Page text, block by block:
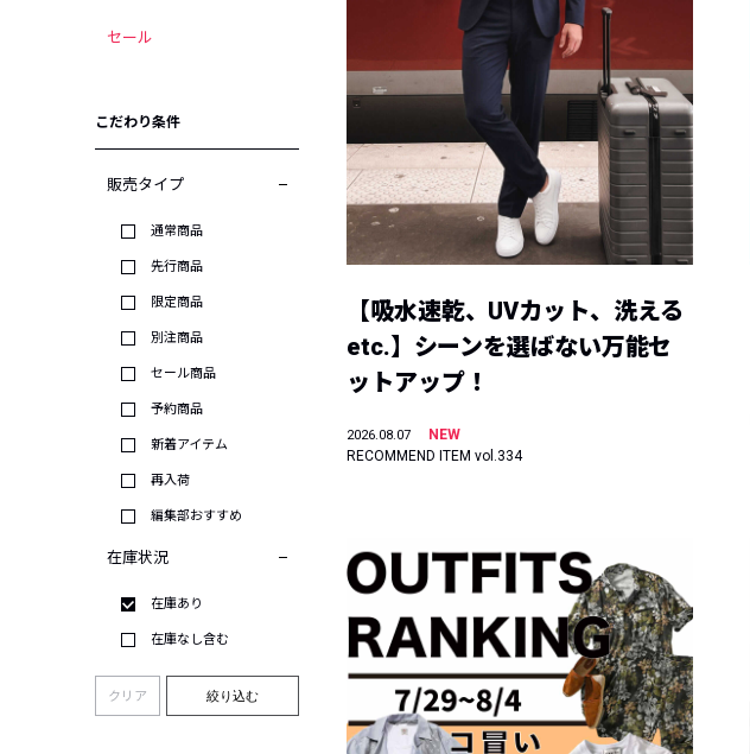
セール
こだわり条件
販売タイプ
通常商品
先行商品
限定商品
別注商品
セール商品
予約商品
新着アイテム
再入荷
編集部おすすめ
在庫状況
在庫あり
在庫なし含む
クリア 絞り込む
【吸水速乾、UVカット、洗える
etc.】シーンを選ばない万能セ
ットアップ！
2026.08.07
NEW
RECOMMEND ITEM vol.334